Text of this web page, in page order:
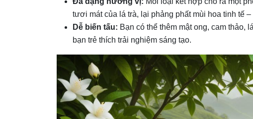
tươi mát của lá trà, lại phảng phất mùi hoa tinh tế
Dễ biến tấu: Bạn có thể thêm mật ong, cam thảo,
bạn trẻ thích trải nghiệm sáng tạo.